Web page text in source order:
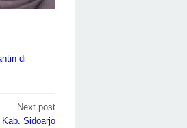
di
Next post
Kab. Sidoarjo